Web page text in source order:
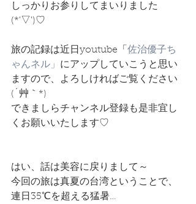
しっかりお参りしてまいりました
(*'▽')♡
旅の記録は近日youtube「 佐治優子ち
ゃんネル」 にアップしていこうと思い
ますので、よろしければご覧ください
(´艸｀*)
できましらチャンネル登録も是非宜し
くお願いいたします♡
はい、話は美容に戻りまして～
今回の旅は真夏の台湾ということで、
連日35℃を超える猛暑…